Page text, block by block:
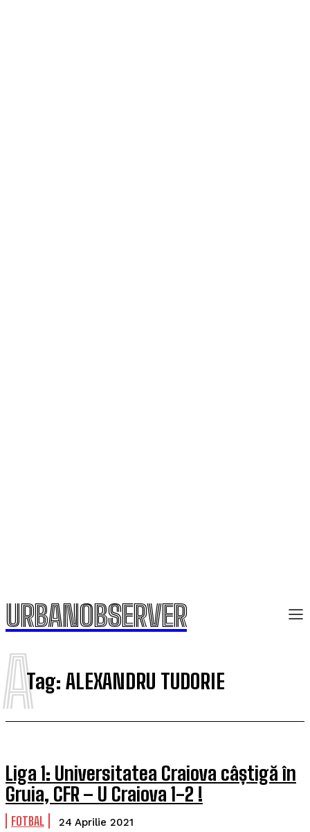
URBANOBSERVER
Tag: ALEXANDRU TUDORIE
A
Liga 1: Universitatea Craiova câștigă în
Gruia, CFR – U Craiova 1-2 !
FOTBAL 24 Aprilie 2021